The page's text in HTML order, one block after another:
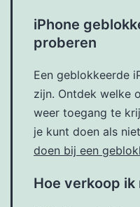
iPhone
proberen
Een geblokkeerde
zijn. Ontdek welke
weer toegang te
je kunt doen als
doen bij een
Hoe verkoop